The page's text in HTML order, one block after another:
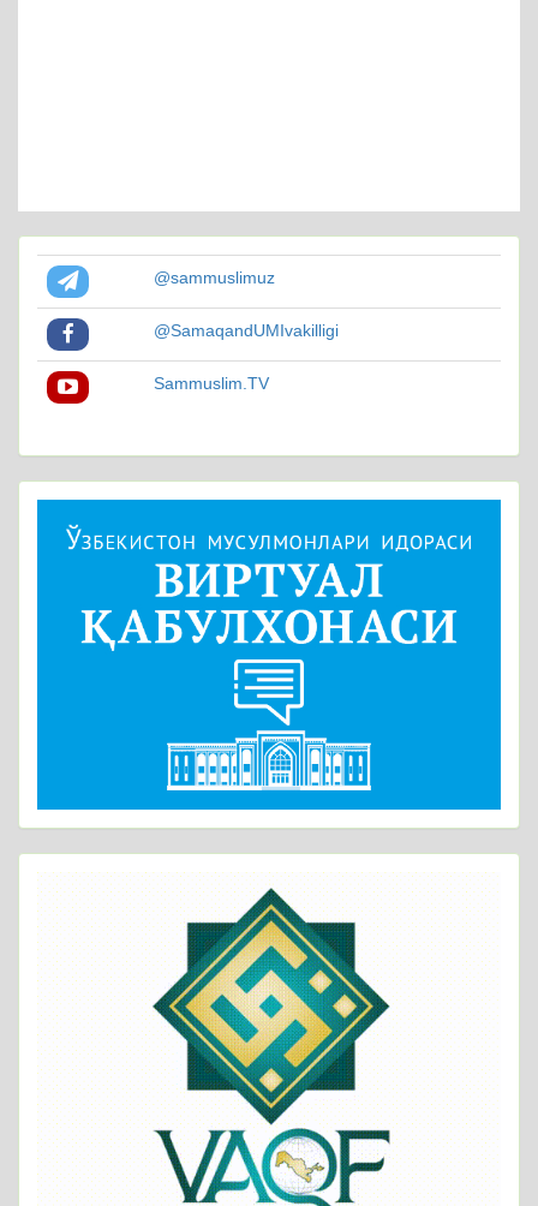
@sammuslimuz
@SamaqandUMIvakilligi
Sammuslim.TV